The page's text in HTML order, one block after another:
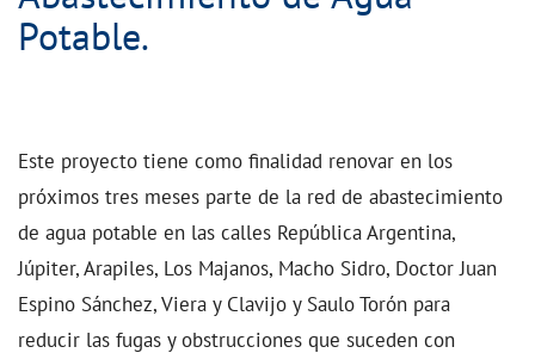
Potable.
Este proyecto tiene como finalidad renovar en los
próximos tres meses parte de la red de abastecimiento
de agua potable en las calles República Argentina,
Júpiter, Arapiles, Los Majanos, Macho Sidro, Doctor Juan
Espino Sánchez, Viera y Clavijo y Saulo Torón para
reducir las fugas y obstrucciones que suceden con